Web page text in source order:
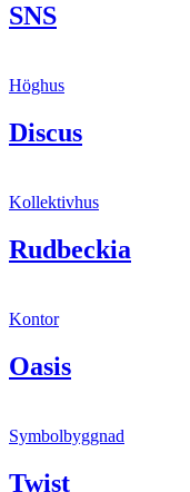
SNS
Höghus
Discus
Kollektivhus
Rudbeckia
Kontor
Oasis
Symbolbyggnad
Twist